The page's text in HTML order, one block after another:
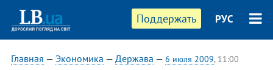
Поддержать РУС
Главная — Экономика — Держава — 6 июля 2009, 11:00